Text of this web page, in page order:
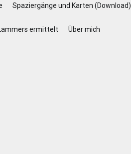
Spaziergänge und Karten (Download)
ermittelt Über mich